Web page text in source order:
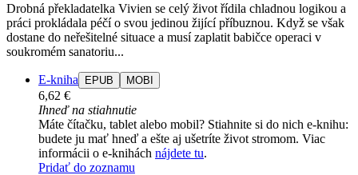
Drobná překladatelka Vivien se celý život řídila chladnou logikou a
práci prokládala péčí o svou jedinou žijící příbuznou. Když se však
dostane do neřešitelné situace a musí zaplatit babičce operaci v
soukromém sanatoriu...
E-kniha EPUB MOBI
6,62 €
Ihneď na stiahnutie
Máte čítačku, tablet alebo mobil? Stiahnite si do nich e-knihu:
budete ju mať hneď a ešte aj ušetríte život stromom. Viac
informácii o e-knihách nájdete tu.
Pridať do zoznamu